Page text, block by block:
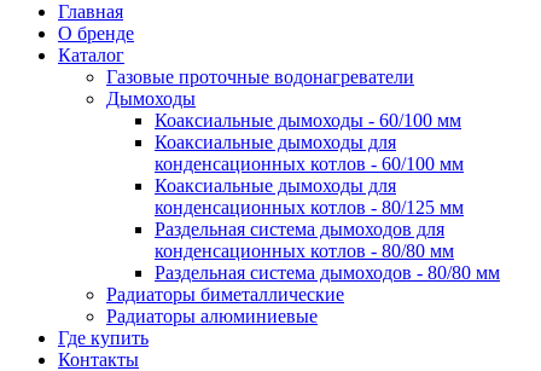
Главная
О бренде
Каталог
Газовые проточные водонагреватели
Дымоходы
Коаксиальные дымоходы - 60/100 мм
Коаксиальные дымоходы для
конденсационных котлов - 60/100 мм
Коаксиальные дымоходы для
конденсационных котлов - 80/125 мм
Раздельная система дымоходов для
конденсационных котлов - 80/80 мм
Раздельная система дымоходов - 80/80 мм
Радиаторы биметаллические
Радиаторы алюминиевые
Где купить
Контакты